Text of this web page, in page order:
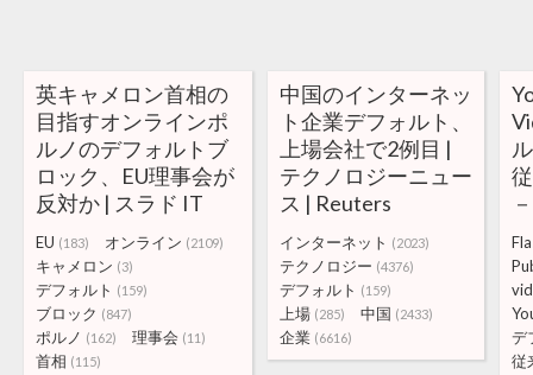
英キャメロン首相の
目指すオンラインポ
ルノのデフォルトブ
ロック、EU理事会が
反対か | スラド IT
EU (183) オンライン (2109)
キャメロン (3)
デフォルト (159)
ブロック (847)
ポルノ (162) 理事会 (11)
首相 (115)
中国のインターネッ
ト企業デフォルト、
上場会社で2例目 |
テクノロジーニュー
ス | Reuters
インターネット (2023)
テクノロジー (4376)
デフォルト (159)
上場 (285) 中国 (2433)
企業 (6616)
デ
従